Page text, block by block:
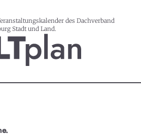
des Dachverband
Stadt und Land.